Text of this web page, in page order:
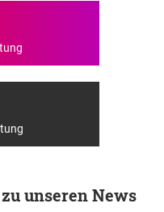
unseren News